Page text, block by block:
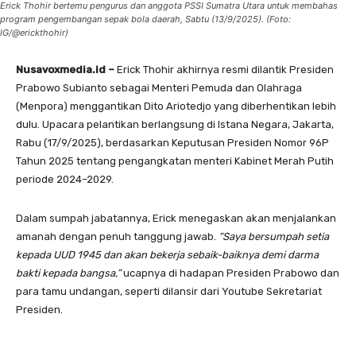
Erick Thohir bertemu pengurus dan anggota PSSI Sumatra Utara untuk membahas
program pengembangan sepak bola daerah, Sabtu (13/9/2025). (Foto:
IG/@erickthohir)
Nusavoxmedia.id – Erick Thohir akhirnya resmi dilantik Presiden
Prabowo Subianto sebagai Menteri Pemuda dan Olahraga
(Menpora) menggantikan Dito Ariotedjo yang diberhentikan lebih
dulu. Upacara pelantikan berlangsung di Istana Negara, Jakarta,
Rabu (17/9/2025), berdasarkan Keputusan Presiden Nomor 96P
Tahun 2025 tentang pengangkatan menteri Kabinet Merah Putih
periode 2024–2029.
Dalam sumpah jabatannya, Erick menegaskan akan menjalankan
amanah dengan penuh tanggung jawab. “Saya bersumpah setia
kepada UUD 1945 dan akan bekerja sebaik-baiknya demi darma
bakti kepada bangsa,”ucapnya di hadapan Presiden Prabowo dan
para tamu undangan, seperti dilansir dari Youtube Sekretariat
Presiden.